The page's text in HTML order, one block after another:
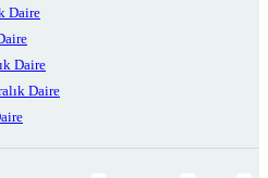
Daire
Daire
Daire